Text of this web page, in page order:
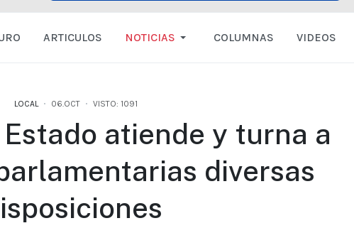
ARTICULOS NOTICIAS COLUMNAS VIDEOS
LOCAL 06.OCT VISTO: 1091
atiende y turna a
diversas